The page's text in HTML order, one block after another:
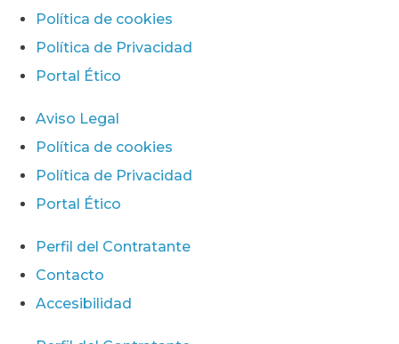
Política de cookies
Política de Privacidad
Portal Ético
Aviso Legal
Política de cookies
Política de Privacidad
Portal Ético
Perfil del Contratante
Contacto
Accesibilidad